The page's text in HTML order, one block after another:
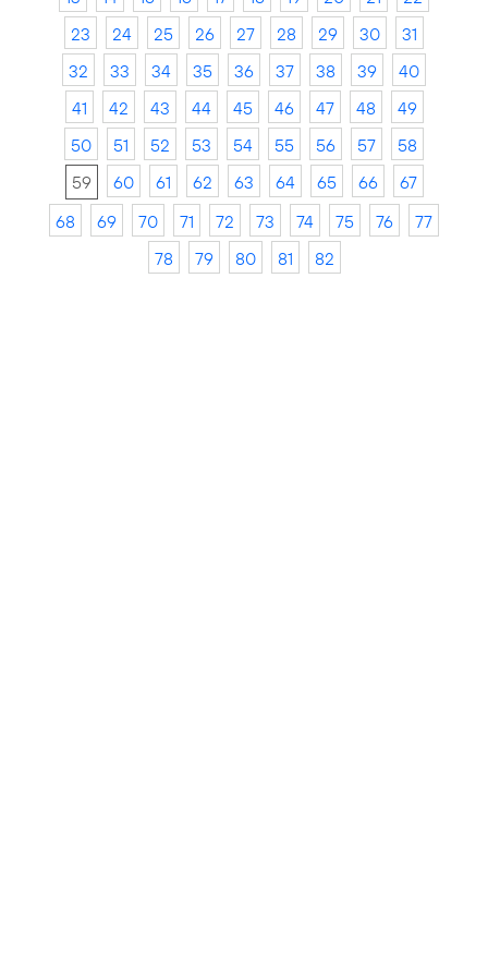
23
24 25 26 27 28 29 30
31
32
33 34 35 36 37 38 39
40
41
42 43 44 45 46 47 48
49
50
51 52 53 54 55 56 57
58
59
60 61 62 63 64 65 66
67
68
69 70 71 72 73 74 75 76
77
78
79 80 81 82